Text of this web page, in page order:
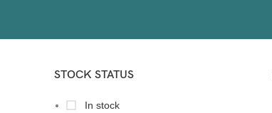
STOCK STATUS
In stock